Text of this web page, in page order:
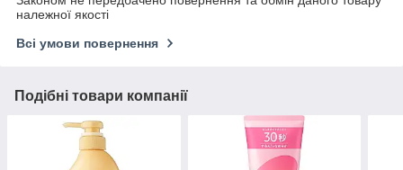
належної якості
Всі умови повернення
Подібні товари компанії